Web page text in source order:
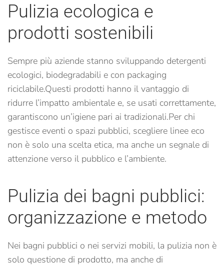
Pulizia ecologica e
prodotti sostenibili
Sempre più aziende stanno sviluppando detergenti
ecologici, biodegradabili e con packaging
riciclabile.Questi prodotti hanno il vantaggio di
ridurre l’impatto ambientale e, se usati correttamente,
garantiscono un’igiene pari ai tradizionali.Per chi
gestisce eventi o spazi pubblici, scegliere linee eco
non è solo una scelta etica, ma anche un segnale di
attenzione verso il pubblico e l’ambiente.
Pulizia dei bagni pubblici:
organizzazione e metodo
Nei bagni pubblici o nei servizi mobili, la pulizia non è
solo questione di prodotto, ma anche di